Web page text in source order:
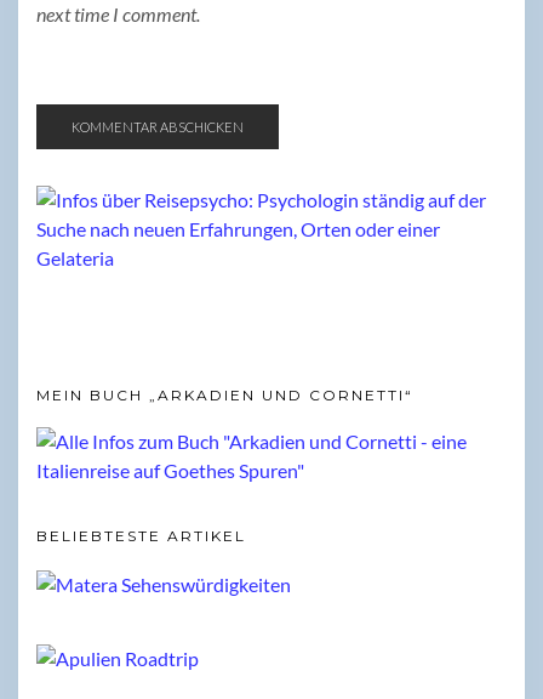
next time I comment.
MEIN BUCH „ARKADIEN UND CORNETTI“
BELIEBTESTE ARTIKEL